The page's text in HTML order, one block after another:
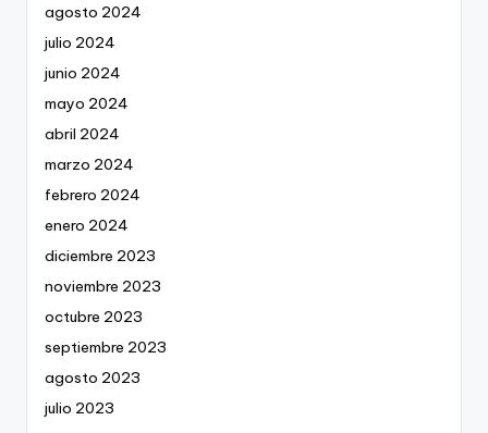
agosto 2024
julio 2024
junio 2024
mayo 2024
abril 2024
marzo 2024
febrero 2024
enero 2024
diciembre 2023
noviembre 2023
octubre 2023
septiembre 2023
agosto 2023
julio 2023